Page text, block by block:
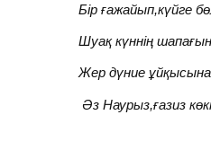
Бір ғажайып,күйге
Шуақ күннің шапағына
Жер дүние ұйқысынан
Әз Наурыз,ғазиз